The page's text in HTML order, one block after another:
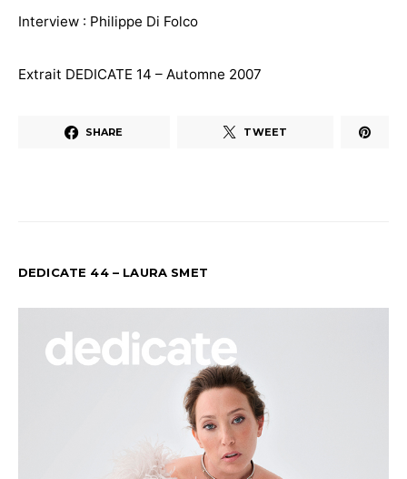
Interview : Philippe Di Folco
Extrait DEDICATE 14 – Automne 2007
SHARE TWEET
DEDICATE 44 – LAURA SMET